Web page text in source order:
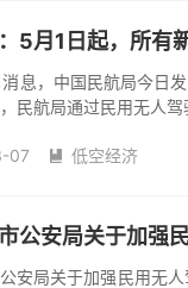
5月1日起，所有
息，中国民航局今日
民航局通过民用无人
07
 低空经济
公安局关于加强
安局关于加强民用无